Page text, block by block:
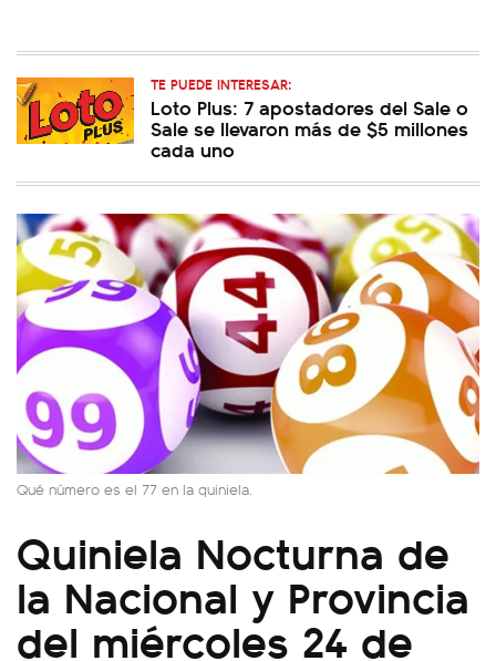
TE PUEDE INTERESAR:
Loto Plus: 7 apostadores del Sale o
Sale se llevaron más de $5 millones
cada uno
Qué número es el 77 en la quiniela.
Quiniela Nocturna de
la Nacional y Provincia
del miércoles 24 de